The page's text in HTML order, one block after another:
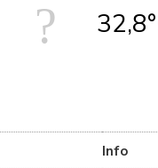
Info